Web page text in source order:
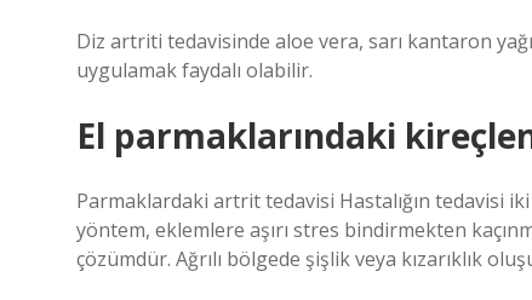
Diz artriti tedavisinde aloe vera, sarı kantaron
uygulamak faydalı olabilir.
El parmaklarındaki
Parmaklardaki artrit tedavisi Hastalığın tedavisi
yöntem, eklemlere aşırı stres bindirmekten
çözümdür. Ağrılı bölgede şişlik veya kızarıklık